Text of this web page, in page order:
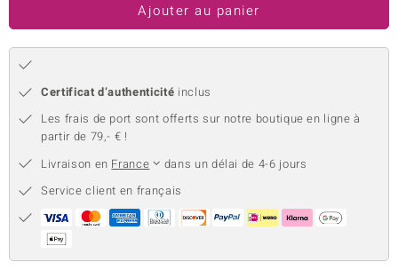
Ajouter au panier
Certificat d’authenticité inclus
Les frais de port sont offerts sur notre boutique en ligne à
partir de 79,- € !
Livraison en France
dans un délai de 4-6 jours
Service client en français